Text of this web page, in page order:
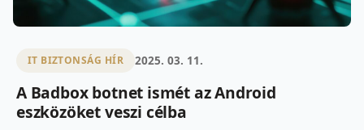
IT BIZTONSÁG HÍR 2025. 03. 11.
A Badbox botnet ismét az Android
eszközöket veszi célba